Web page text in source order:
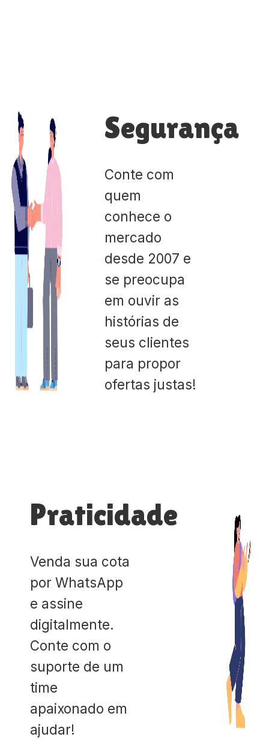
Segurança
Conte com
quem
conhece o
mercado
desde 2007 e
se preocupa
em ouvir as
histórias de
seus clientes
para propor
ofertas justas!
Praticidade
Venda sua cota
por WhatsApp
e assine
digitalmente.
Conte com o
suporte de um
time
apaixonado em
ajudar!